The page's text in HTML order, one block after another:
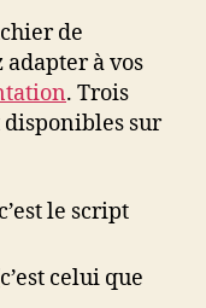
de
à vos
. Trois
sur
le script
celui que